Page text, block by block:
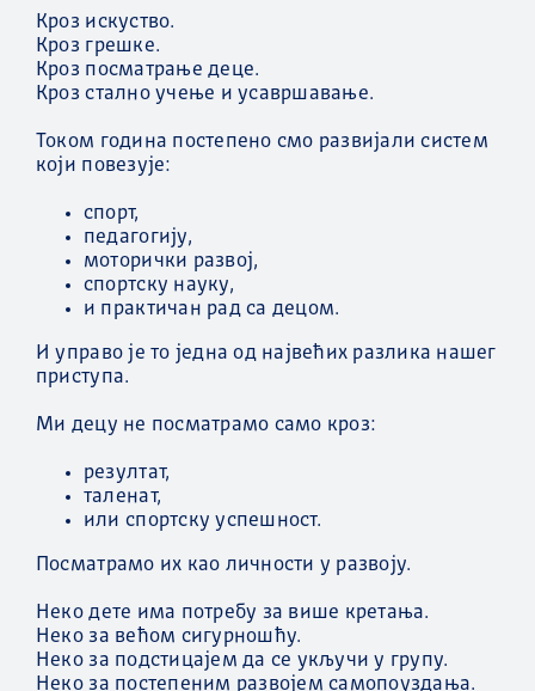
Кроз искуство.
Кроз грешке.
Кроз посматрање деце.
Кроз стално учење и усавршавање.
Током година постепено смо развијали систем
који повезује:
спорт,
педагогију,
моторички развој,
спортску науку,
и практичан рад са децом.
И управо је то једна од највећих разлика нашег
приступа.
Ми децу не посматрамо само кроз:
резултат,
таленат,
или спортску успешност.
Посматрамо их као личности у развоју.
Неко дете има потребу за више кретања.
Неко за већом сигурношћу.
Неко за подстицајем да се укључи у групу.
Неко за постепеним развојем самопоуздања.